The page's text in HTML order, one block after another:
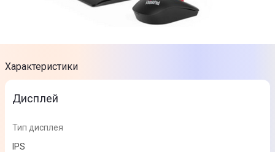
Характеристики
Дисплей
Тип дисплея
IPS